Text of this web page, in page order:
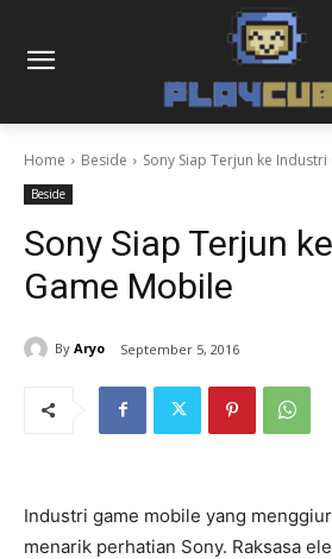
Home Beside Sony Siap Terjun ke
Beside
Sony Siap Terjun
Game Mobile
By Aryo September 5, 2016
Industri game mobile yang
menarik perhatian Sony. Raksasa